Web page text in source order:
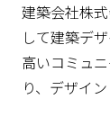
建築会社株
して建築デ
高いコミュ
り、デザイ